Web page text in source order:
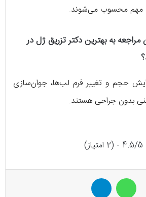
مهم محسوب می‌شوند.
بهبهترین دکتر تزریق ژل در
حجم و تغییر فرم لب‌ها، جوان‌سازی
بدون جراحی هستند.
4.5/5 - (2 امتیاز)
واتس آپ